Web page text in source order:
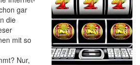
gar
die
mit so
Nur,